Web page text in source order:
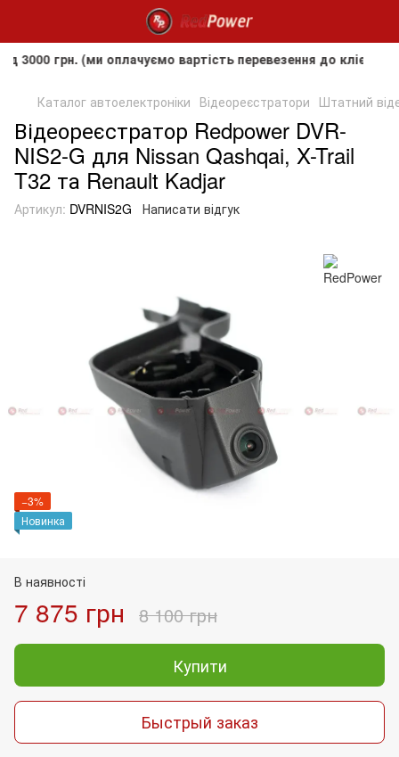
(ми оплачуємо вартість перевезення до клієнта, але
Каталог автоелектроніки Відеореєстратори Штатний
Відеореєстратор Redpower DVR-
NIS2-G для Nissan Qashqai, X-Trail
T32 та Renault Kadjar
Артикул: DVRNIS2G Написати відгук
−3%
Новинка
В наявності
7 875 грн 8 100 грн
Купити
Быстрый заказ